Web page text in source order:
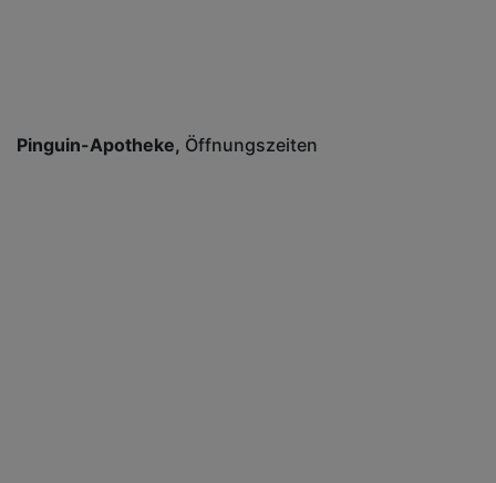
Pinguin-Apotheke Öffnungszeiten